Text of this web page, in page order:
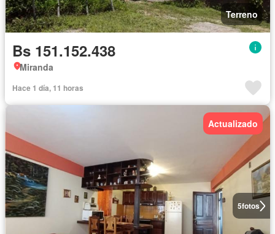
Terreno
Bs 151.152.438
Miranda
Hace 1 día, 11 horas
5fotos
Actualizado